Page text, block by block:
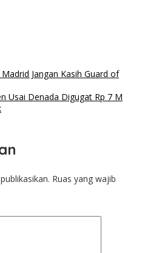
Jangan Kasih Guard of
Usai Denada Digugat Rp 7 M
Ruas yang wajib